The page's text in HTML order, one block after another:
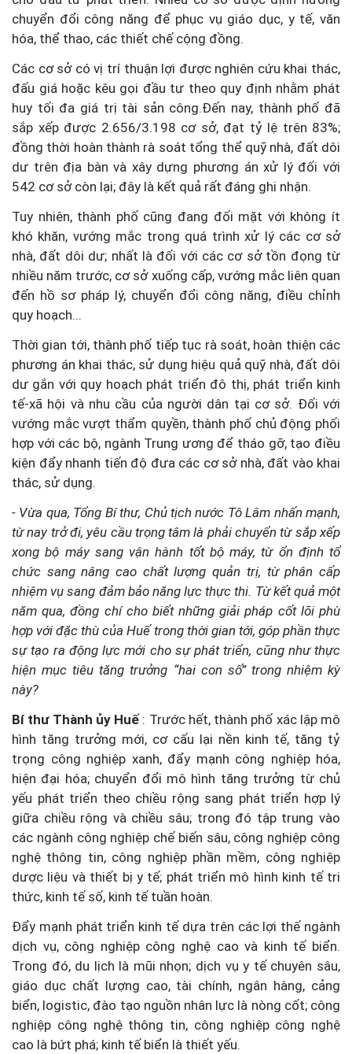
chuyển đổi công năng để phục vụ giáo dục, y tế, văn
hóa, thể thao, các thiết chế cộng đồng.
Các cơ sở có vị trí thuận lợi được nghiên cứu khai thác,
đấu giá hoặc kêu gọi đầu tư theo quy định nhằm phát
huy tối đa giá trị tài sản công.Đến nay, thành phố đã
sắp xếp được 2.656/3.198 cơ sở, đạt tỷ lệ trên 83%;
đồng thời hoàn thành rà soát tổng thể quỹ nhà, đất dôi
dư trên địa bàn và xây dựng phương án xử lý đối với
542 cơ sở còn lại; đây là kết quả rất đáng ghi nhận.
Tuy nhiên, thành phố cũng đang đối mặt với không ít
khó khăn, vướng mắc trong quá trình xử lý các cơ sở
nhà, đất dôi dư; nhất là đối với các cơ sở tồn đọng từ
nhiều năm trước, cơ sở xuống cấp, vướng mắc liên quan
đến hồ sơ pháp lý, chuyển đổi công năng, điều chỉnh
quy hoạch...
Thời gian tới, thành phố tiếp tục rà soát, hoàn thiện các
phương án khai thác, sử dụng hiệu quả quỹ nhà, đất dôi
dư gắn với quy hoạch phát triển đô thị, phát triển kinh
tế-xã hội và nhu cầu của người dân tại cơ sở. Đối với
vướng mắc vượt thẩm quyền, thành phố chủ động phối
hợp với các bộ, ngành Trung ương để tháo gỡ, tạo điều
kiện đẩy nhanh tiến độ đưa các cơ sở nhà, đất vào khai
thác, sử dụng.
- Vừa qua, Tổng Bí thư, Chủ tịch nước Tô Lâm nhấn mạnh,
từ nay trở đi, yêu cầu trọng tâm là phải chuyển từ sắp xếp
xong bộ máy sang vận hành tốt bộ máy, từ ổn định tổ
chức sang nâng cao chất lượng quản trị, từ phân cấp
nhiệm vụ sang đảm bảo năng lực thực thi. Từ kết quả một
năm qua, đồng chí cho biết những giải pháp cốt lõi phù
hợp với đặc thù của Huế trong thời gian tới, góp phần thực
sự tạo ra động lực mới cho sự phát triển, cũng như thực
hiện mục tiêu tăng trưởng “hai con số” trong nhiệm kỳ
này?
Bí thư Thành ủy Huế : Trước hết, thành phố xác lập mô
hình tăng trưởng mới, cơ cấu lại nền kinh tế, tăng tỷ
trọng công nghiệp xanh, đẩy mạnh công nghiệp hóa,
hiện đại hóa; chuyển đổi mô hình tăng trưởng từ chủ
yếu phát triển theo chiều rộng sang phát triển hợp lý
giữa chiều rộng và chiều sâu; trong đó tập trung vào
các ngành công nghiệp chế biến sâu, công nghiệp công
nghệ thông tin, công nghiệp phần mềm, công nghiệp
dược liệu và thiết bị y tế; phát triển mô hình kinh tế tri
thức, kinh tế số, kinh tế tuần hoàn.
Đẩy mạnh phát triển kinh tế dựa trên các lợi thế ngành
dịch vụ, công nghiệp công nghệ cao và kinh tế biển.
Trong đó, du lịch là mũi nhọn; dịch vụ y tế chuyên sâu,
giáo dục chất lượng cao, tài chính, ngân hàng, cảng
biển, logistic, đào tạo nguồn nhân lực là nòng cốt; công
nghiệp công nghệ thông tin, công nghiệp công nghệ
cao là bứt phá; kinh tế biển là thiết yếu.